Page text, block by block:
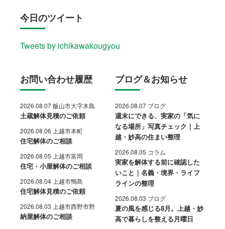
今日のツイート
Tweets by ichikawakougyou
お問い合わせ履歴
2026.08.07 飯山市大字木島
土蔵解体見積のご依頼
2026.08.06 上越市本町
住宅解体のご相談
2026.08.05 上越市富岡
住宅・小屋解体のご相談
2026.08.04 上越市鴨島
住宅解体見積のご依頼
2026.08.03 上越市西野市野
納屋解体のご相談
ブログ＆お知らせ
2026.08.07 ブログ
週末にできる、実家の「気に
なる場所」写真チェック｜上
越・妙高の住まい整理
2026.08.05 コラム
実家を解体する前に確認した
いこと｜名義・境界・ライフ
ラインの整理
2026.08.03 ブログ
夏の風を感じる8月。上越・妙
高で暮らしを整える月曜日